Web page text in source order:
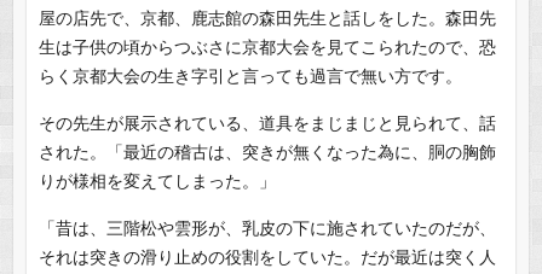
屋の店先で、京都、鹿志館の森田先生と話しをした。森田先
生は子供の頃からつぶさに京都大会を見てこられたので、恐
らく京都大会の生き字引と言っても過言で無い方です。
その先生が展示されている、道具をまじまじと見られて、話
された。「最近の稽古は、突きが無くなった為に、胴の胸飾
りが様相を変えてしまった。」
「昔は、三階松や雲形が、乳皮の下に施されていたのだが、
それは突きの滑り止めの役割をしていた。だが最近は突く人